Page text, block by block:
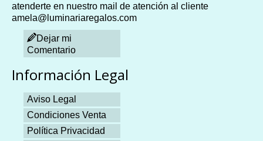
atenderte en nuestro mail de atención al cliente
amela@luminariaregalos.com
Dejar mi
Comentario
Información Legal
Aviso Legal
Condiciones Venta
Política Privacidad